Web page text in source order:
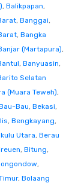
, Balikpapan,
, Banggai,
, Bangka
(Martapura),
, Banyuasin,
Selatan
(Muara Teweh),
Bau, Bekasi,
, Bengkayang,
Utara, Berau
, Bitung,
,
, Bolaang